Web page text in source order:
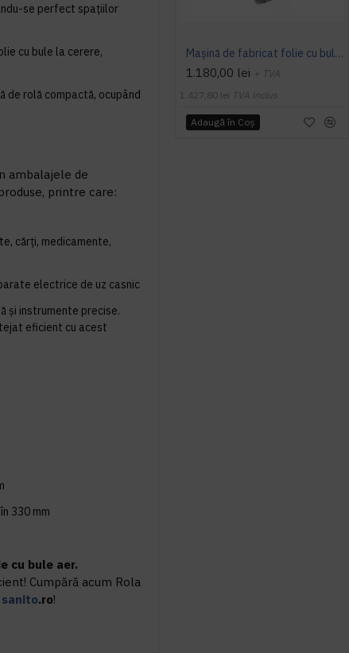
se perfect spațiilor
cu bule la cerere,
de rolă compactă, ocupând
ambalajele de
printre care:
cărți, medicamente,
electrice de uz casnic
și instrumente precise.
eficient cu acest
în 330 mm
cu bule aer.
Cumpără acum Rola
sanito.ro!
Mașină de fabricat folie cu bule și perne de aer
1.180,00 lei + TVA
1.427,80 lei TVA inclus
Adaugă în Coş